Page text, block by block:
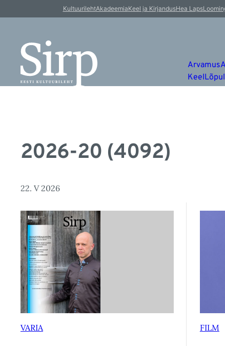
KultuurilehtAkadeemiaKeel ja KirjandusHea Laps
Arvamus
Keel
2026-20 (4092)
22. V 2026
VARIA FILM